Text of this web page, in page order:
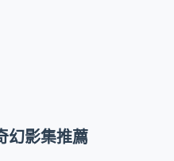
幻影集推薦